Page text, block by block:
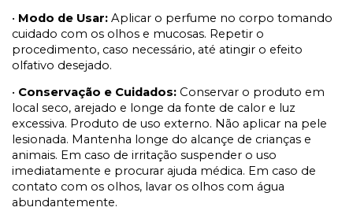
• Modo de Usar: Aplicar o perfume no corpo tomando
cuidado com os olhos e mucosas. Repetir o
procedimento, caso necessário, até atingir o efeito
olfativo desejado.
• Conservação e Cuidados: Conservar o produto em
local seco, arejado e longe da fonte de calor e luz
excessiva. Produto de uso externo. Não aplicar na pele
lesionada. Mantenha longe do alcançe de crianças e
animais. Em caso de irritação suspender o uso
imediatamente e procurar ajuda médica. Em caso de
contato com os olhos, lavar os olhos com água
abundantemente.